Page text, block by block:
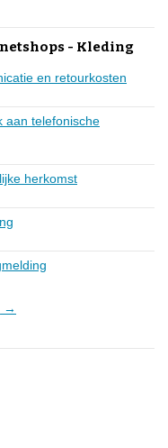
- Kleding
en retourkosten
aan telefonische
herkomst
→